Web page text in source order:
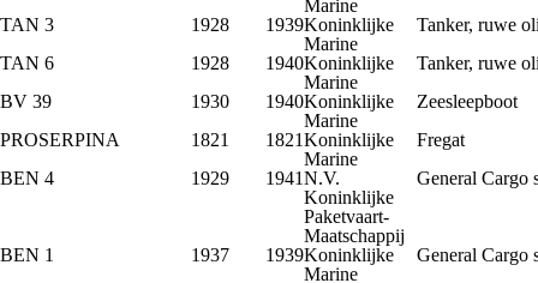
Marine
TAN 3
1928 1939Koninklijke
Marine
Tanker, ruwe
TAN 6
1928 1940Koninklijke
Marine
Tanker, ruwe
BV 39
1930 1940Koninklijke
Marine
Zeesleepboot
PROSERPINA
1821 1821Koninklijke
Marine
Fregat
BEN 4
1929 1941N.V.
Koninklijke
Paketvaart-
Maatschappij
General Cargo
BEN 1 1937 1939Koninklijke
Marine
General Cargo